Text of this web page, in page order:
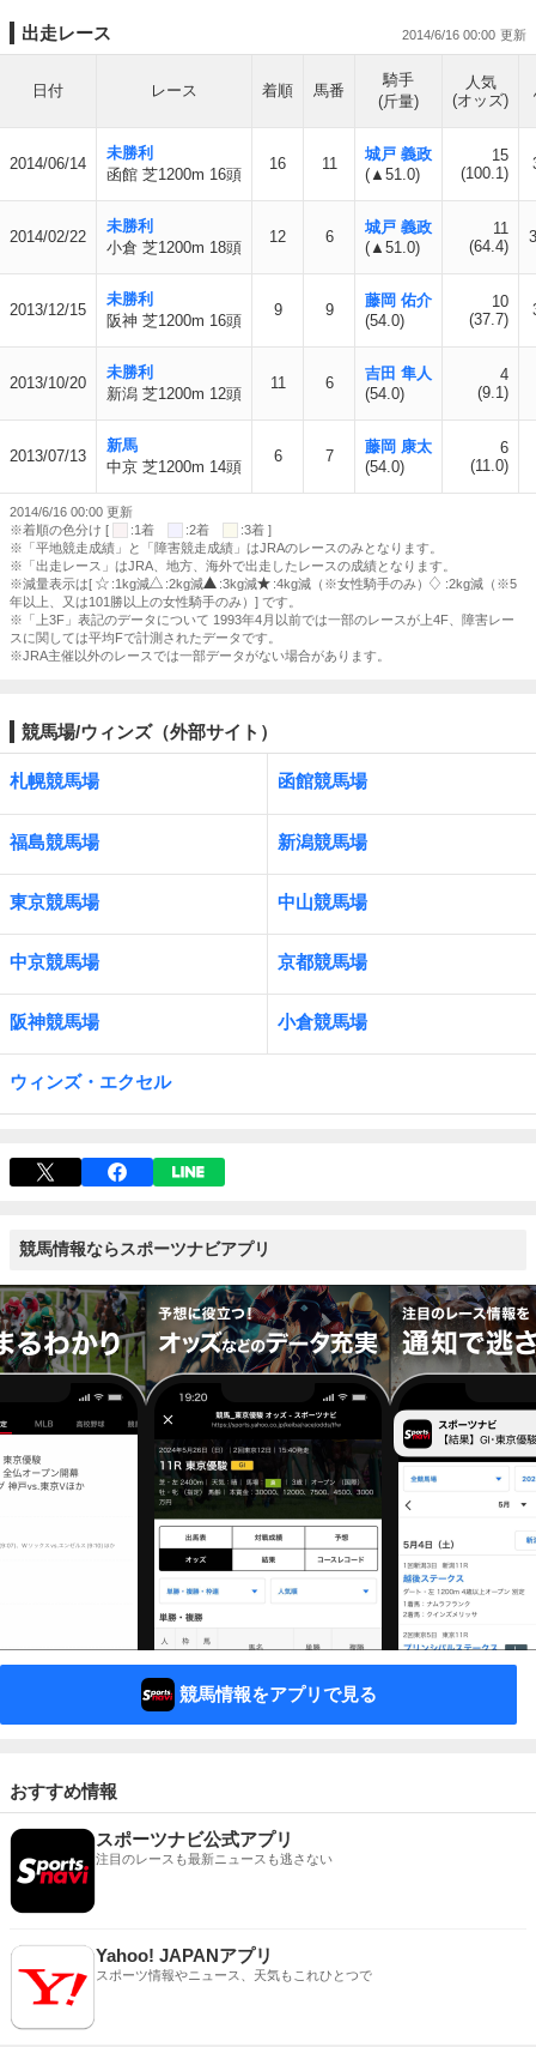
出走レース 2014/6/16 00:00
日付 レース 着順 馬番
騎手
(斤量)
人気
(オッズ)
2014/06/14
未勝利
函館 芝1200m 16頭
16 11
城戸 義政
(▲51.0)
15
(100.1)
2014/02/22
未勝利
小倉 芝1200m 18頭
12 6
城戸 義政
(▲51.0)
11
(64.4)
2013/12/15
未勝利
阪神 芝1200m 16頭
9 9
藤岡 佑介
(54.0)
10
(37.7)
2013/10/20
未勝利
新潟 芝1200m 12頭
11 6
吉田 隼人
(54.0)
4
(9.1)
2013/07/13
新馬
中京 芝1200m 14頭
6 7
藤岡 康太
(54.0)
6
(11.0)
2014/6/16 00:00 更新
※着順の色分け [
:1着 :2着
:3着 ]
※「平地競走成績」と「障害競走成績」はJRAのレースのみとなります。
※「出走レース」はJRA、地方、海外で出走したレースの成績となります。
※減量表示は[
:1kg減 :2kg減 :3kg減 :4kg減（※女性騎手のみ）
:2kg減（※5
年以上、又は101勝以上の女性騎手のみ）] です。
※「上3F」表記のデータについて 1993年4月以前では一部のレースが上4F、障害レー
スに関しては平均Fで計測されたデータです。
※JRA主催以外のレースでは一部データがない場合があります。
競馬場/ウィンズ（外部サイト）
札幌競馬場 函館競馬場
福島競馬場 新潟競馬場
東京競馬場 中山競馬場
中京競馬場 京都競馬場
阪神競馬場 小倉競馬場
ウィンズ・エクセル
競馬情報ならスポーツナビアプリ
競馬情報をアプリで見る
おすすめ情報
スポーツナビ公式アプリ
注目のレースも最新ニュースも逃さない
Yahoo! JAPANアプリ
スポーツ情報やニュース、天気もこれひとつで